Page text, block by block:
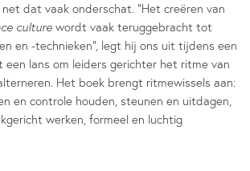
dat vaak onderschat. “Het creëren van
culture wordt vaak teruggebracht tot
en -technieken”, legt hij ons uit tijdens een
een lans om leiders gerichter het ritme van
Het boek brengt ritmewissels aan:
en controle houden, steunen en uitdagen,
werken, formeel en luchtig